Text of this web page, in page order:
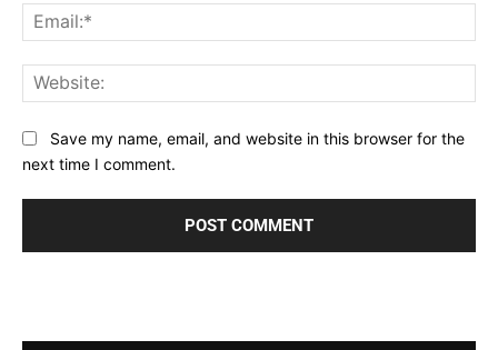
Save my name, email, and website in this browser for the
next time I comment.